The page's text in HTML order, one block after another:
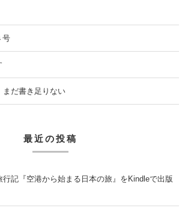
号
まだ書き足りない
最近の投稿
記『空港から始まる日本の旅』をKindleで出版